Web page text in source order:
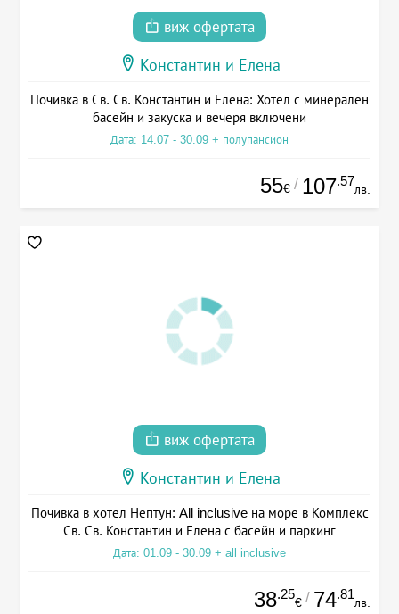
виж офертата
Константин и Елена
Почивка в Св. Св. Константин и Елена: Хотел с минерален
басейн и закуска и вечеря включени
Дата: 14.07 - 30.09 + полупансион
55€ / 107.57
лв.
виж офертата
Константин и Елена
Почивка в хотел Нептун: All inclusive на море в Комплекс
Св. Св. Константин и Елена с басейн и паркинг
Дата: 01.09 - 30.09 + all inclusive
38.25
€ / 74.81
лв.